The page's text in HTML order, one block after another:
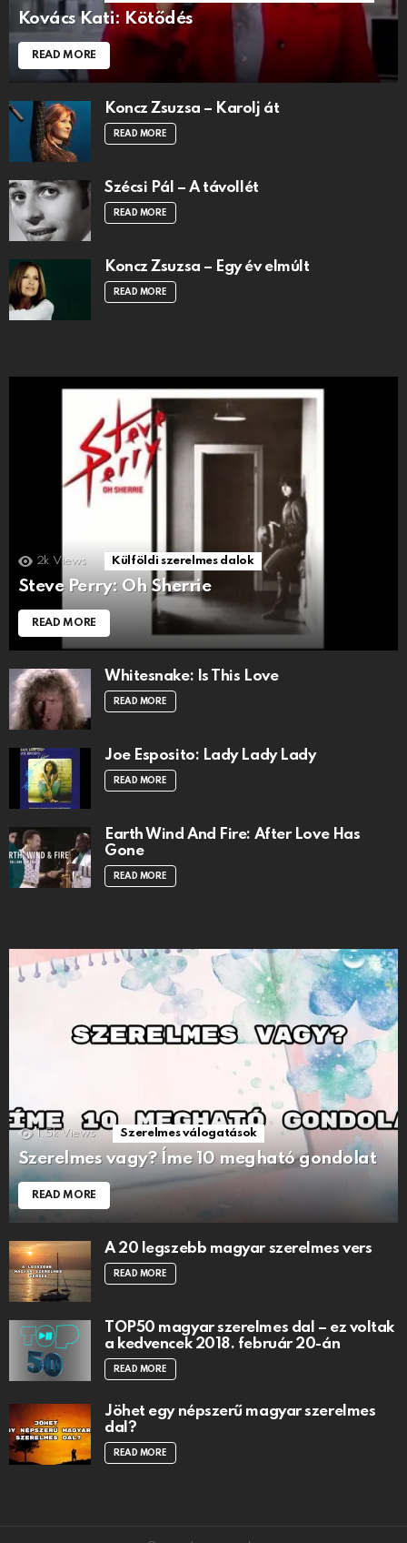
Kovács Kati: Kötődés
READ MORE
Koncz Zsuzsa – Karolj át
READ MORE
Szécsi Pál – A távollét
READ MORE
Koncz Zsuzsa – Egy év elmúlt
READ MORE
2k Views Külföldi szerelmes dalok
Steve Perry: Oh Sherrie
READ MORE
Whitesnake: Is This Love
READ MORE
Joe Esposito: Lady Lady Lady
READ MORE
Earth Wind And Fire: After Love Has
Gone
READ MORE
1.5k Views Szerelmes válogatások
Szerelmes vagy? Íme 10 megható gondolat
READ MORE
A 20 legszebb magyar szerelmes vers
READ MORE
TOP50 magyar szerelmes dal – ez voltak
a kedvencek 2018. február 20-án
READ MORE
Jöhet egy népszerű magyar szerelmes
dal?
READ MORE